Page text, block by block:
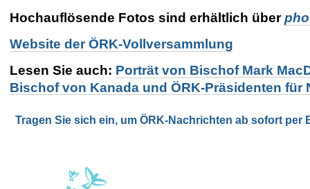
Hochauflösende Fotos sind erhältlich über
Website der ÖRK-Vollversammlung
Lesen Sie auch: Porträt von Bischof Mark
Bischof von Kanada und ÖRK-Präsidenten für
Tragen Sie sich ein, um ÖRK-Nachrichten ab sofort per